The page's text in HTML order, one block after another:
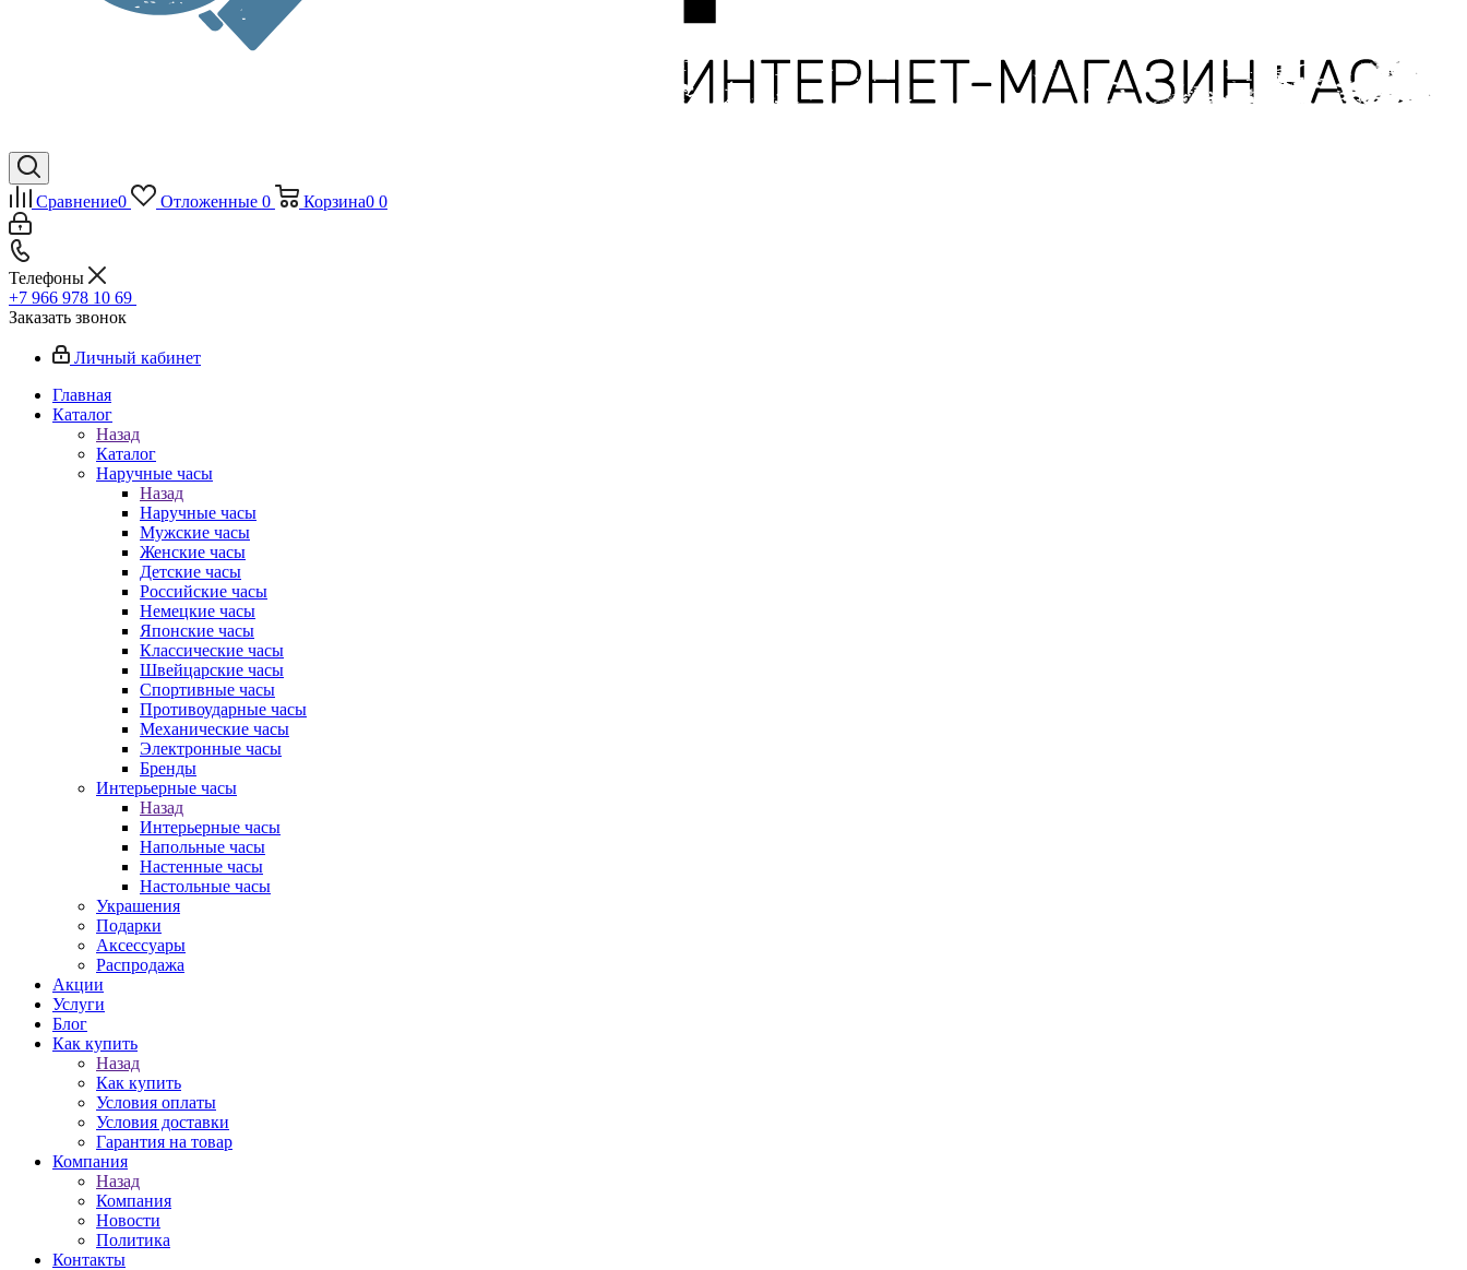
Сравнение0 Отложенные 0 Корзина0 0
Телефоны
+7 966 978 10 69
Заказать звонок
Личный кабинет
Главная
Каталог
Назад
Каталог
Наручные часы
Назад
Наручные часы
Мужские часы
Женские часы
Детские часы
Российские часы
Немецкие часы
Японские часы
Классические часы
Швейцарские часы
Спортивные часы
Противоударные часы
Механические часы
Электронные часы
Бренды
Интерьерные часы
Назад
Интерьерные часы
Напольные часы
Настенные часы
Настольные часы
Украшения
Подарки
Аксессуары
Распродажа
Акции
Услуги
Блог
Как купить
Назад
Как купить
Условия оплаты
Условия доставки
Гарантия на товар
Компания
Назад
Компания
Новости
Политика
Контакты